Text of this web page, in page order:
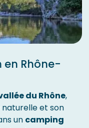
en Rhône-
du Rhône,
et son
un camping